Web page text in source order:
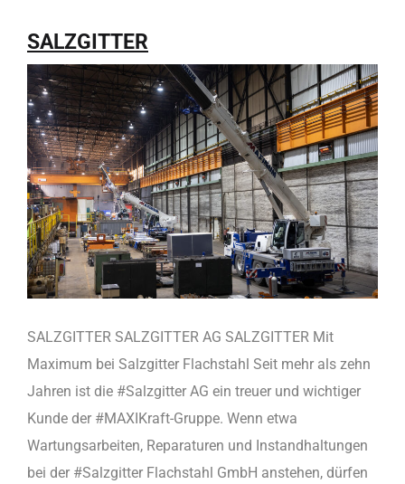
SALZGITTER
SALZGITTER SALZGITTER AG SALZGITTER Mit
Maximum bei Salzgitter Flachstahl Seit mehr als zehn
Jahren ist die #Salzgitter AG ein treuer und wichtiger
Kunde der #MAXIKraft-Gruppe. Wenn etwa
Wartungsarbeiten, Reparaturen und Instandhaltungen
bei der #Salzgitter Flachstahl GmbH anstehen, dürfen